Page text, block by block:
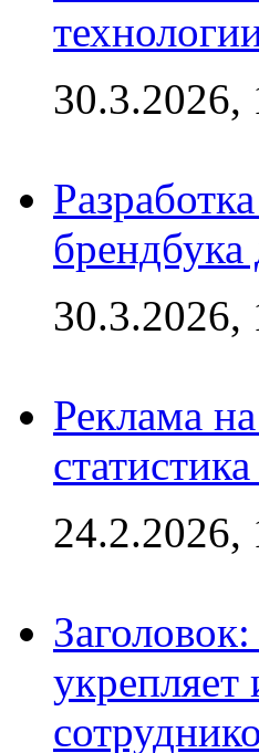
30.3.2026,
брендбука
30.3.2026,
Реклама
24.2.2026,